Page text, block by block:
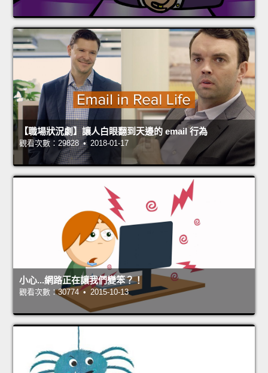
【職場狀況劇】讓人白眼翻到天邊的 email 行為
觀看次數：29828 • 2018-01-17
小心...網路正在讓我們變笨？！
觀看次數：30774 • 2015-10-13